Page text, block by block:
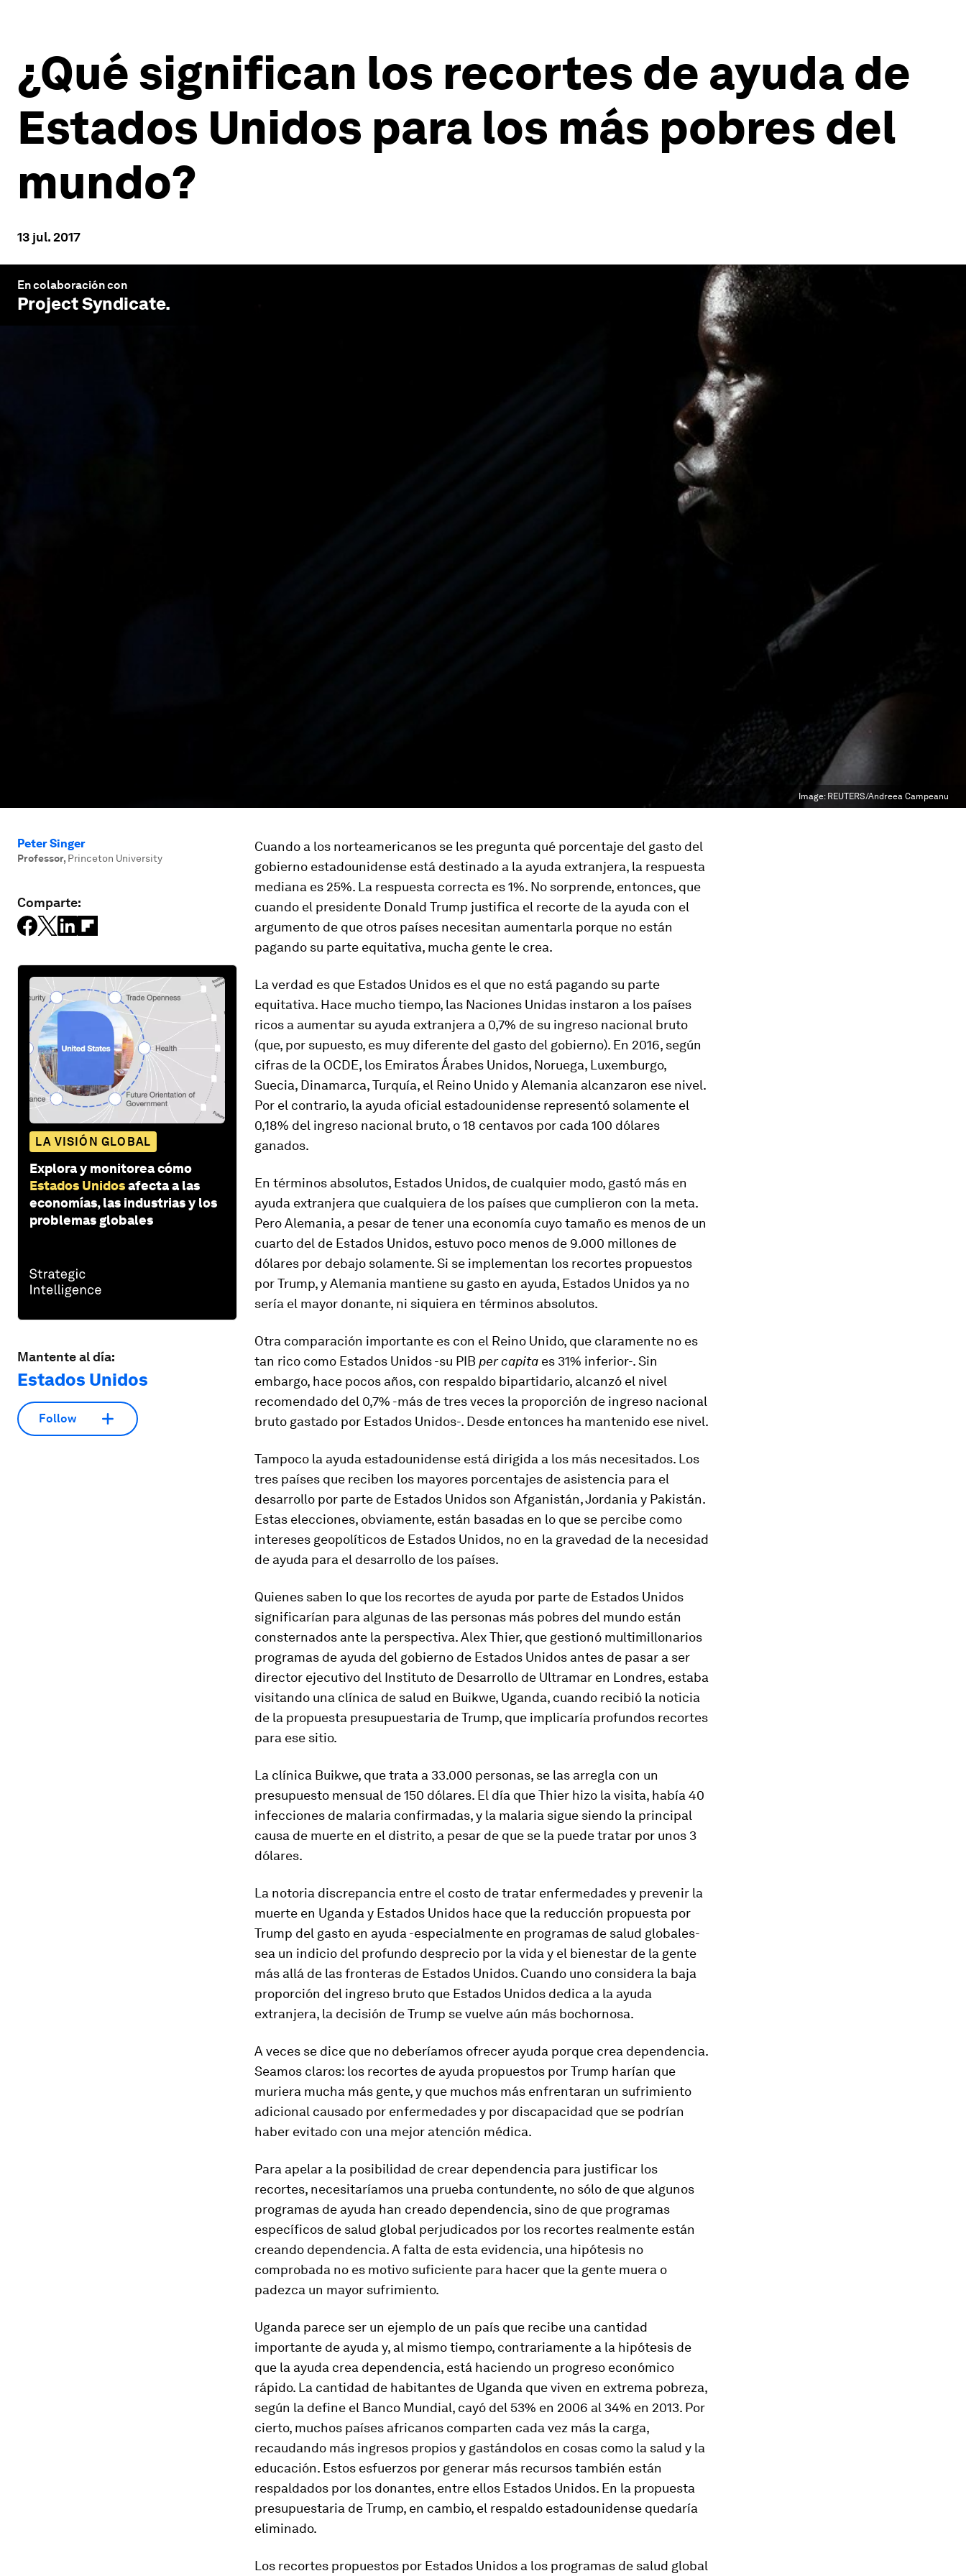
¿Qué significan los recortes de ayuda de
Estados Unidos para los más pobres del
mundo?
13 jul. 2017
En colaboración con
Project Syndicate.
Image: REUTERS/Andreea Campeanu
Peter Singer
Professor, Princeton University
Comparte:
LA VISIÓN GLOBAL
Explora y monitorea cómo
Estados Unidosafecta a las
economías, las industrias y los
problemas globales
Mantente al día:
Estados Unidos
Follow
Cuando a los norteamericanos se les pregunta qué porcentaje del gasto del
gobierno estadounidense está destinado a la ayuda extranjera, la respuesta
mediana es 25%. La respuesta correcta es 1%. No sorprende, entonces, que
cuando el presidente Donald Trump justifica el recorte de la ayuda con el
argumento de que otros países necesitan aumentarla porque no están
pagando su parte equitativa, mucha gente le crea.
La verdad es que Estados Unidos es el que no está pagando su parte
equitativa. Hace mucho tiempo, las Naciones Unidas instaron a los países
ricos a aumentar su ayuda extranjera a 0,7% de su ingreso nacional bruto
(que, por supuesto, es muy diferente del gasto del gobierno). En 2016, según
cifras de la OCDE, los Emiratos Árabes Unidos, Noruega, Luxemburgo,
Suecia, Dinamarca, Turquía, el Reino Unido y Alemania alcanzaron ese nivel.
Por el contrario, la ayuda oficial estadounidense representó solamente el
0,18% del ingreso nacional bruto, o 18 centavos por cada 100 dólares
ganados.
En términos absolutos, Estados Unidos, de cualquier modo, gastó más en
ayuda extranjera que cualquiera de los países que cumplieron con la meta.
Pero Alemania, a pesar de tener una economía cuyo tamaño es menos de un
cuarto del de Estados Unidos, estuvo poco menos de 9.000 millones de
dólares por debajo solamente. Si se implementan los recortes propuestos
por Trump, y Alemania mantiene su gasto en ayuda, Estados Unidos ya no
sería el mayor donante, ni siquiera en términos absolutos.
Otra comparación importante es con el Reino Unido, que claramente no es
tan rico como Estados Unidos -su PIB per capita es 31% inferior-. Sin
embargo, hace pocos años, con respaldo bipartidario, alcanzó el nivel
recomendado del 0,7% -más de tres veces la proporción de ingreso nacional
bruto gastado por Estados Unidos-. Desde entonces ha mantenido ese nivel.
Tampoco la ayuda estadounidense está dirigida a los más necesitados. Los
tres países que reciben los mayores porcentajes de asistencia para el
desarrollo por parte de Estados Unidos son Afganistán, Jordania y Pakistán.
Estas elecciones, obviamente, están basadas en lo que se percibe como
intereses geopolíticos de Estados Unidos, no en la gravedad de la necesidad
de ayuda para el desarrollo de los países.
Quienes saben lo que los recortes de ayuda por parte de Estados Unidos
significarían para algunas de las personas más pobres del mundo están
consternados ante la perspectiva. Alex Thier, que gestionó multimillonarios
programas de ayuda del gobierno de Estados Unidos antes de pasar a ser
director ejecutivo del Instituto de Desarrollo de Ultramar en Londres, estaba
visitando una clínica de salud en Buikwe, Uganda, cuando recibió la noticia
de la propuesta presupuestaria de Trump, que implicaría profundos recortes
para ese sitio.
La clínica Buikwe, que trata a 33.000 personas, se las arregla con un
presupuesto mensual de 150 dólares. El día que Thier hizo la visita, había 40
infecciones de malaria confirmadas, y la malaria sigue siendo la principal
causa de muerte en el distrito, a pesar de que se la puede tratar por unos 3
dólares.
La notoria discrepancia entre el costo de tratar enfermedades y prevenir la
muerte en Uganda y Estados Unidos hace que la reducción propuesta por
Trump del gasto en ayuda -especialmente en programas de salud globales-
sea un indicio del profundo desprecio por la vida y el bienestar de la gente
más allá de las fronteras de Estados Unidos. Cuando uno considera la baja
proporción del ingreso bruto que Estados Unidos dedica a la ayuda
extranjera, la decisión de Trump se vuelve aún más bochornosa.
A veces se dice que no deberíamos ofrecer ayuda porque crea dependencia.
Seamos claros: los recortes de ayuda propuestos por Trump harían que
muriera mucha más gente, y que muchos más enfrentaran un sufrimiento
adicional causado por enfermedades y por discapacidad que se podrían
haber evitado con una mejor atención médica.
Para apelar a la posibilidad de crear dependencia para justificar los
recortes, necesitaríamos una prueba contundente, no sólo de que algunos
programas de ayuda han creado dependencia, sino de que programas
específicos de salud global perjudicados por los recortes realmente están
creando dependencia. A falta de esta evidencia, una hipótesis no
comprobada no es motivo suficiente para hacer que la gente muera o
padezca un mayor sufrimiento.
Uganda parece ser un ejemplo de un país que recibe una cantidad
importante de ayuda y, al mismo tiempo, contrariamente a la hipótesis de
que la ayuda crea dependencia, está haciendo un progreso económico
rápido. La cantidad de habitantes de Uganda que viven en extrema pobreza,
según la define el Banco Mundial, cayó del 53% en 2006 al 34% en 2013. Por
cierto, muchos países africanos comparten cada vez más la carga,
recaudando más ingresos propios y gastándolos en cosas como la salud y la
educación. Estos esfuerzos por generar más recursos también están
respaldados por los donantes, entre ellos Estados Unidos. En la propuesta
presupuestaria de Trump, en cambio, el respaldo estadounidense quedaría
eliminado.
Los recortes propuestos por Estados Unidos a los programas de salud global